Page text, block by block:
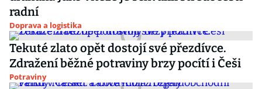
radní
Doprava a logistika
Tekuté zlato opět dostojí své přezdívce.
Zdražení běžné potraviny brzy pocítí i Češi
Potraviny